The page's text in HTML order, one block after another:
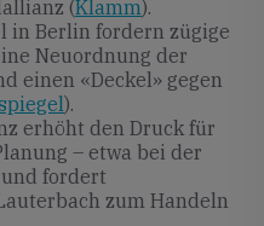
(Klamm).
in Berlin fordern zügige
Neuordnung der
einen «Deckel» gegen
).
erhöht den Druck für
– etwa bei der
fordert
zum Handeln